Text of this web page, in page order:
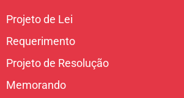
Projeto de Lei
Requerimento
Projeto de Resolução
Memorando